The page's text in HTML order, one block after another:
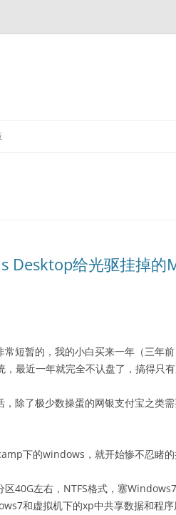
Desktop给光驱挂掉的
短暂的，我的小白买来一年（三年
最近一年就完全不认盘了，搞得只有
除了极少数操蛋的网银支付宝之类
下的windows，就开始惨不忍睹的
区40G左右，NTFS格式，塞
和虚拟机下的xp中共享数据和程